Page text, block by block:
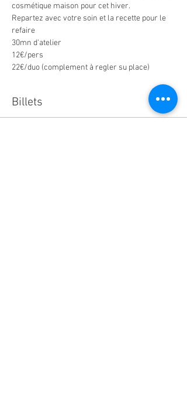
cosmétique maison pour cet hiver.
Repartez avec votre soin et la recette pour le
refaire
30mn d'atelier
12€/pers
22€/duo (complement à regler su place)
Billets